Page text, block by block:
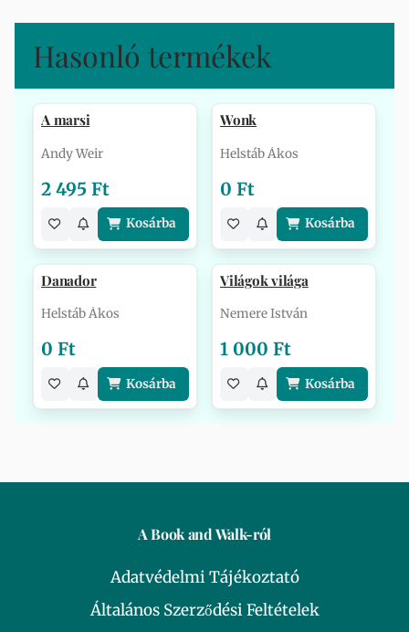
Hasonló termékek
A marsi
Andy Weir
2 495 Ft
Kosárba
Wonk
Helstáb Ákos
0 Ft
Kosárba
Danador
Helstáb Ákos
0 Ft
Kosárba
Világok világa
Nemere István
1 000 Ft
Kosárba
A Book and Walk-ról
Adatvédelmi Tájékoztató
Általános Szerződési Feltételek